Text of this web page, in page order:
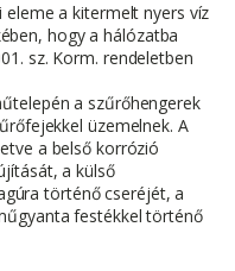
a kitermelt nyers víz
hogy a hálózatba
sz. Korm. rendeletben
a szűrőhengerek
üzemelnek. A
a belső korrózió
a külső
történő cseréjét, a
festékkel történő